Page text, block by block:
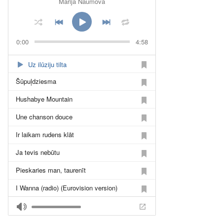
0:00 4:58
Uz ilūziju tilta
Šūpuļdziesma
Hushabye Mountain
Une chanson douce
Ir laikam rudens klāt
Ja tevis nebūtu
Pieskaries man, taurenīt
I Wanna (radio) (Eurovision version)
I Wanna (feat. DJ Dust)